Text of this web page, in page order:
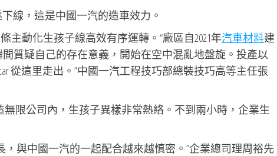
線，這是中國一汽的造車效力。
主動化生孩子線高效有序運轉。“廠區自2021年汽車材料建
質疑自己的存在意義，開始在空中混亂地盤旋。投產以
從這里走出。”中國一汽工程技巧部總裝技巧高等主任張
無限公司內，生孩子異樣非常熱絡。不到兩小時，企業生
與中國一汽的一起配合越來越慎密。”企業總司理周裕先